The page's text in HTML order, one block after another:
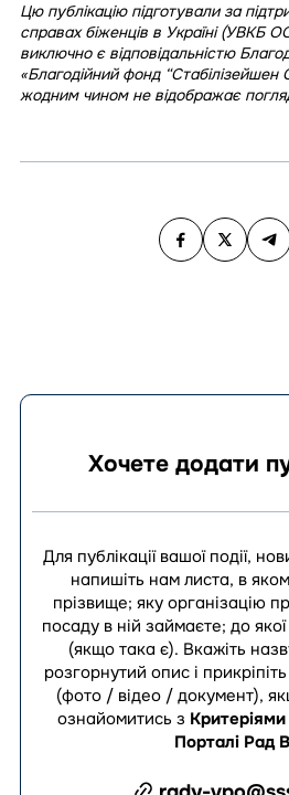
Цю публікацію підготували за
справах біженців в Україні (УВКБ
виключно є відповідальністю
«Благодійний фонд “Стабілізейшен
жодним чином не відображає
Хочете додати
Для публікації вашої події,
напишіть нам листа, в
прізвище; яку організацію
посаду в ній займаєте; до
(якщо така є). Вкажіть
розгорнутий опис і
(фото / відео / документ),
ознайомитись з
Порталі Рад